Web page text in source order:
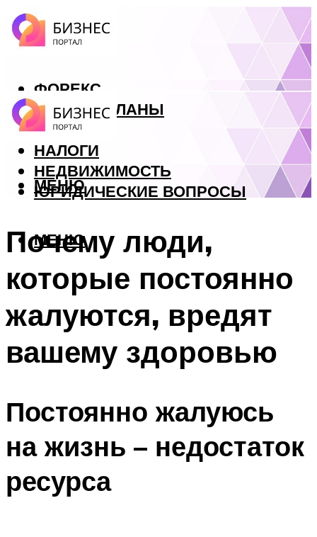
ФОРЕКС
БИЗНЕС ПЛАНЫ
КРЕДИТЫ
НАЛОГИ
НЕДВИЖИМОСТЬ
ЮРИДИЧЕСКИЕ ВОПРОСЫ
МЕНЮ
МЕНЮ
Почему люди,
которые постоянно
жалуются, вредят
вашему здоровью
Постоянно жалуюсь
на жизнь – недостаток
ресурса